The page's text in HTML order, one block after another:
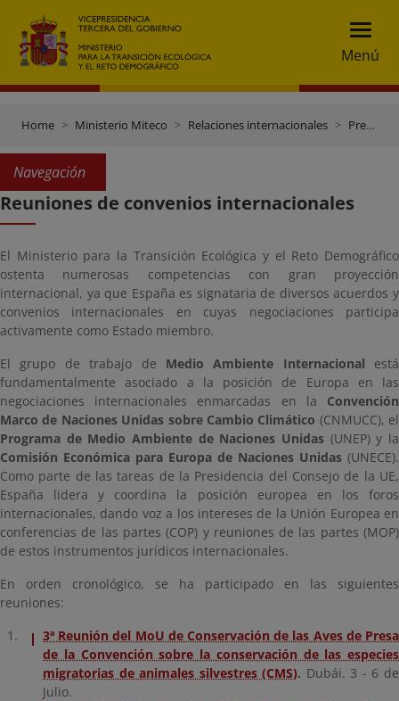
Menú
Home Ministerio Miteco Relaciones internacionales Presidencia española del Consejo de la UE (2º semestre 2023)
Navegación
Reuniones de convenios internacionales
El Ministerio para la Transición Ecológica y el Reto Demográfico
ostenta numerosas competencias con gran proyección
internacional, ya que España es signataria de diversos acuerdos y
convenios internacionales en cuyas negociaciones participa
activamente como Estado miembro.
El grupo de trabajo de Medio Ambiente Internacional está
fundamentalmente asociado a la posición de Europa en las
negociaciones internacionales enmarcadas en la Convención
Marco de Naciones Unidas sobre Cambio Climático (CNMUCC), el
Programa de Medio Ambiente de Naciones Unidas (UNEP) y la
Comisión Económica para Europa de Naciones Unidas (UNECE).
Como parte de las tareas de la Presidencia del Consejo de la UE,
España lidera y coordina la posición europea en los foros
internacionales, dando voz a los intereses de la Unión Europea en
conferencias de las partes (COP) y reuniones de las partes (MOP)
de estos instrumentos jurídicos internacionales.
En orden cronológico, se ha participado en las siguientes
reuniones:
3ª Reunión del MoU de Conservación de las Aves de Presa
de la Convención sobre la conservación de las especies
migratorias de animales silvestres (CMS). Dubái. 3 - 6 de
Julio.